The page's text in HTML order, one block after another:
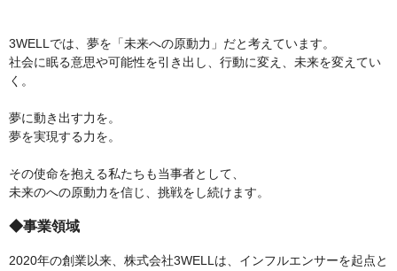
3WELLでは、夢を「未来への原動力」だと考えています。
社会に眠る意思や可能性を引き出し、行動に変え、未来を変えてい
く。
夢に動き出す力を。
夢を実現する力を。
その使命を抱える私たちも当事者として、
未来のへの原動力を信じ、挑戦をし続けます。
◆事業領域
2020年の創業以来、株式会社3WELLは、インフルエンサーを起点と